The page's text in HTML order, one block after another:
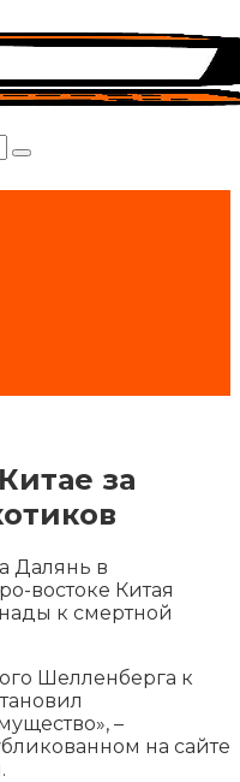
за
Далянь в
востоке Китая
к смертной
Шелленберга к
–
на сайте